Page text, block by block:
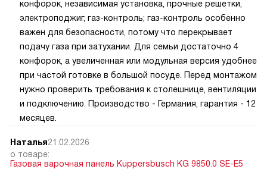
конфорок, независимая установка, прочные решетки,
электроподжиг, газ-контроль; газ-контроль особенно
важен для безопасности, потому что перекрывает
подачу газа при затухании. Для семьи достаточно 4
конфорок, а увеличенная или модульная версия удобнее
при частой готовке в большой посуде. Перед монтажом
нужно проверить требования к столешнице, вентиляции
и подключению. Производство - Германия, гарантия - 12
месяцев.
Наталья21.02.2026
о товаре:
Газовая варочная панель Kuppersbusch KG 9850.0 SE-E5